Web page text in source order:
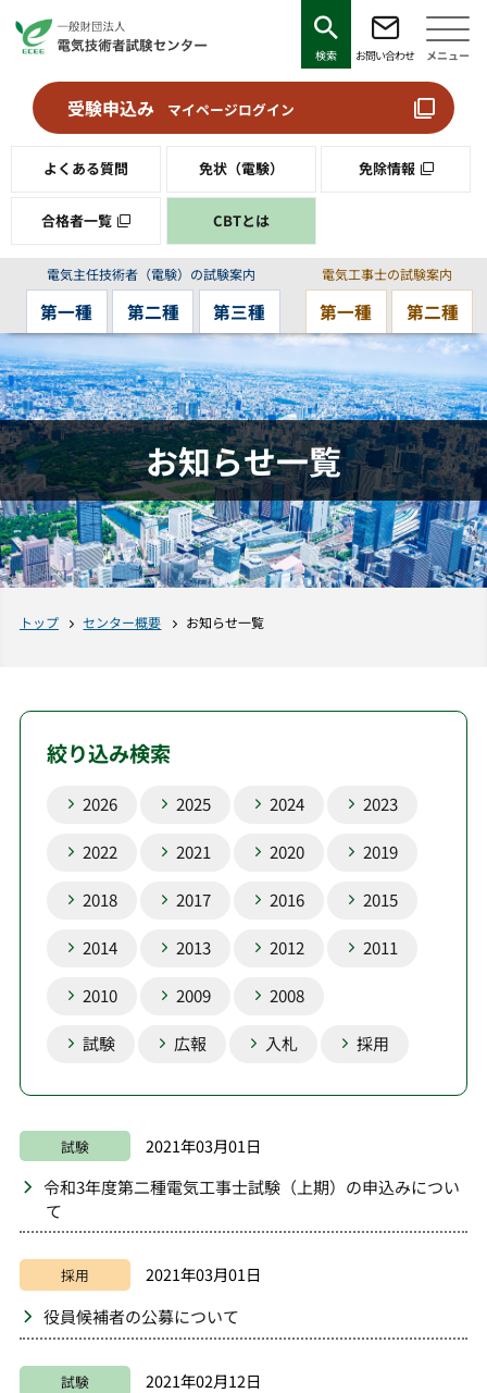
検索 お問い合わせ メニュー
よくある質問 免状（電験） 免除情報
合格者一覧 CBTとは
受験申込み マイページログイン
電気主任技術者（電験）の試験案内
第一種 第二種 第三種
電気工事士の試験案内
第一種 第二種
お知らせ一覧
トップ センター概要 お知らせ一覧
絞り込み検索
2026 2025 2024 2023
2022 2021 2020 2019
2018 2017 2016 2015
2014 2013 2012 2011
2010 2009 2008
試験 広報 入札 採用
試験
2021年03月01日
令和3年度第二種電気工事士試験（上期）の申込みについ
て
採用
2021年03月01日
役員候補者の公募について
試験
2021年02月12日